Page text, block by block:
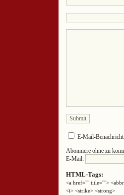
E-Mail-
Abonniere ohne zu
E-Mail:
HTML-Tags:
<a href="" title="">
<i> <strike> <strong>